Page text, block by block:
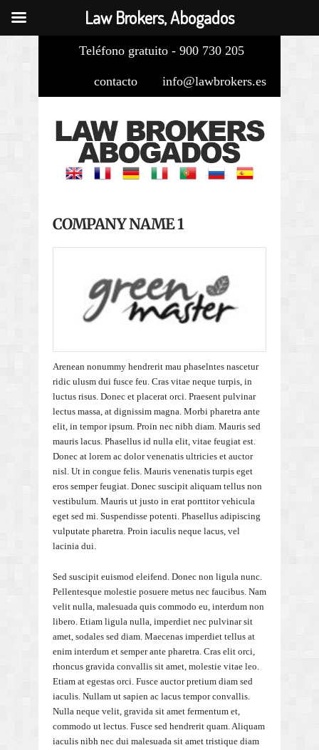
Teléfono gratuito - 900 730 205
info@lawbrokers.es
contacto
COMPANY NAME 1
Arenean nonummy hendrerit mau phaselntes nascetur
ridic ulusm dui fusce feu. Cras vitae neque turpis, in
luctus risus. Donec et placerat orci. Praesent pulvinar
lectus massa, at dignissim magna. Morbi pharetra ante
elit, in tempor ipsum. Proin nec nibh diam. Mauris sed
mauris lacus. Phasellus id nulla elit, vitae feugiat est.
Donec at lorem ac dolor venenatis ultricies et auctor
nisl. Ut in congue felis. Mauris venenatis turpis eget
eros semper feugiat. Donec suscipit aliquam tellus non
vestibulum. Mauris ut justo in erat porttitor vehicula
eget sed mi. Suspendisse potenti. Phasellus adipiscing
vulputate pharetra. Proin iaculis neque lacus, vel
lacinia dui.
Sed suscipit euismod eleifend. Donec non ligula nunc.
Pellentesque molestie posuere metus nec faucibus. Nam
velit nulla, malesuada quis commodo eu, interdum non
libero. Etiam ligula nulla, imperdiet nec pulvinar sit
amet, sodales sed diam. Maecenas imperdiet tellus at
enim interdum et semper ante pharetra. Cras elit orci,
rhoncus gravida convallis sit amet, molestie vitae leo.
Etiam at egestas orci. Fusce auctor pretium diam sed
iaculis. Nullam ut sapien ac lacus tempor convallis.
Nulla neque velit, gravida sit amet fermentum et,
commodo ut lectus. Fusce sed hendrerit quam. Aliquam
iaculis nibh nec dui malesuada sit amet tristique diam
Law Brokers, Abogados